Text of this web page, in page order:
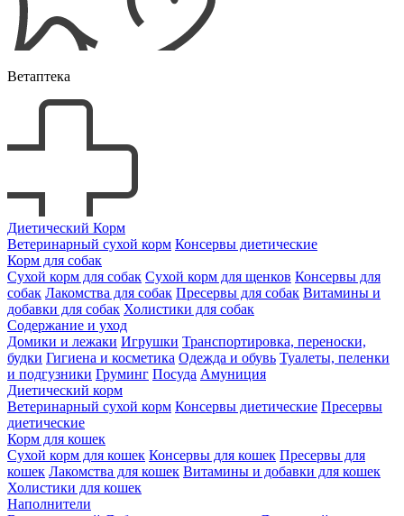
Ветаптека
Диетический Корм
Ветеринарный сухой корм Консервы диетические
Корм для собак
Сухой корм для собак Сухой корм для щенков Консервы для
собак Лакомства для собак Пресервы для собак Витамины и
добавки для собак Холистики для собак
Содержание и уход
Домики и лежаки Игрушки Транспортировка, переноски,
будки Гигиена и косметика Одежда и обувь Туалеты, пеленки
и подгузники Груминг Посуда Амуниция
Диетический корм
Ветеринарный сухой корм Консервы диетические Пресервы
диетические
Корм для кошек
Сухой корм для кошек Консервы для кошек Пресервы для
кошек Лакомства для кошек Витамины и добавки для кошек
Холистики для кошек
Наполнители